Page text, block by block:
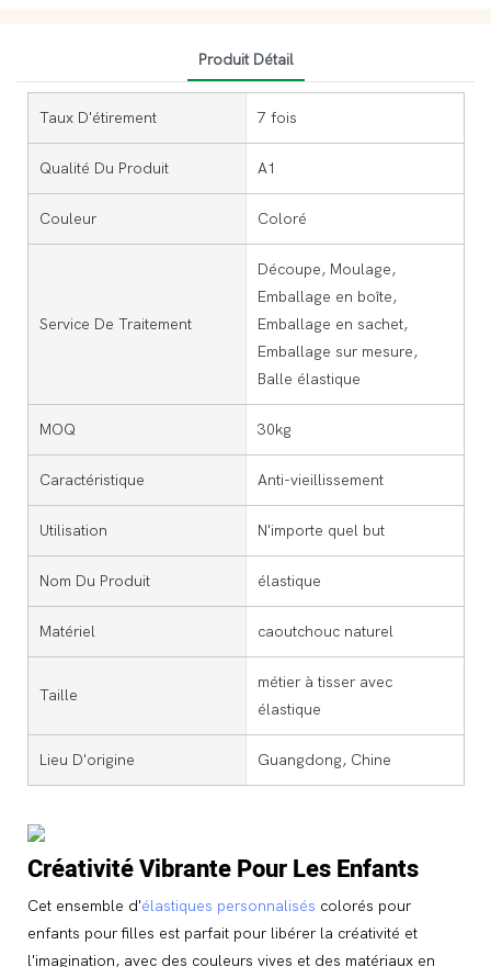
Produit Détail
Taux D'étirement 7 fois
Qualité Du Produit A1
Couleur Coloré
Service De Traitement
Découpe, Moulage,
Emballage en boîte,
Emballage en sachet,
Emballage sur mesure,
Balle élastique
MOQ 30kg
Caractéristique Anti-vieillissement
Utilisation N'importe quel but
Nom Du Produit élastique
Matériel caoutchouc naturel
Taille
métier à tisser avec
élastique
Lieu D'origine Guangdong, Chine
Créativité Vibrante Pour Les Enfants
Cet ensemble d'élastiques personnalisés colorés pour
enfants pour filles est parfait pour libérer la créativité et
l'imagination, avec des couleurs vives et des matériaux en